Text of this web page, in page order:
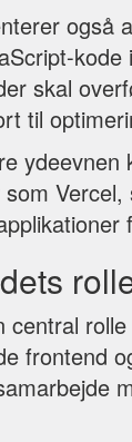
også
skal
til
ydeevnen
Vercel,
central
frontend